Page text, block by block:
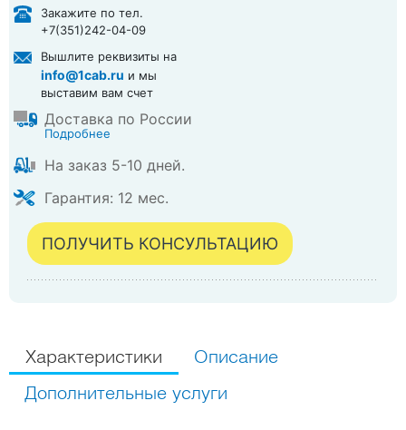
Закажите по тел.
+7(351)242-04-09
Вышлите реквизиты на
info@1cab.ru и мы
выставим вам счет
Доставка по России
Подробнее
На заказ 5-10 дней.
Гарантия: 12 мес.
ПОЛУЧИТЬ КОНСУЛЬТАЦИЮ
Характеристики Описание
Дополнительные услуги